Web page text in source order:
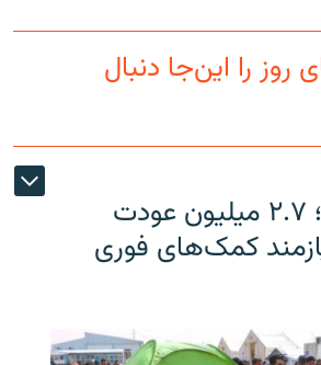
روز را این‌جا دنبال
بحران بازگشت؛ ۲.۷ میلیون عودت
کمک‌های فوری